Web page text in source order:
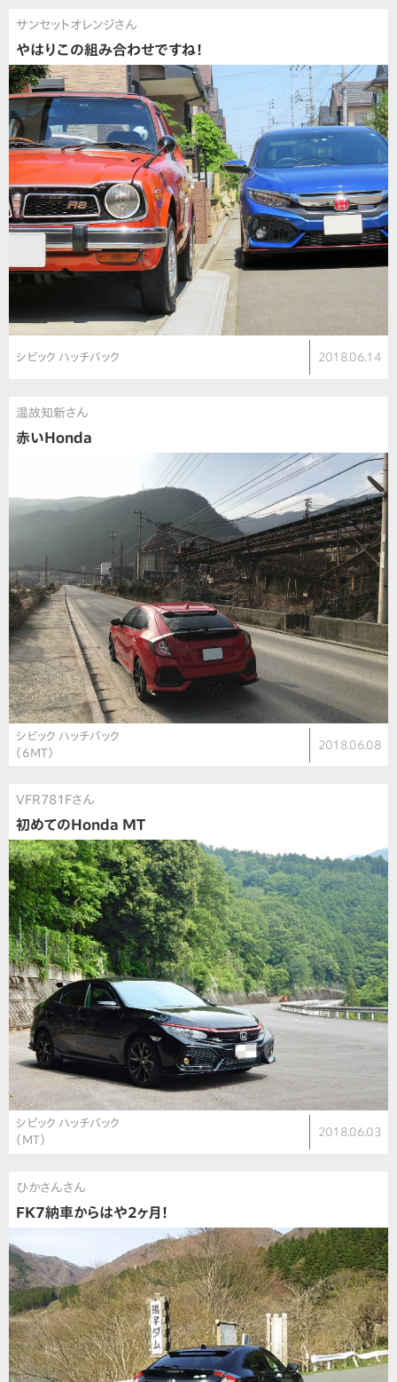
サンセットオレンジさん
やはりこの組み合わせですね！
シビック ハッチバック 2018.06.14
温故知新さん
赤いHonda
シビック ハッチバック
（6MT）
2018.06.08
VFR781Fさん
初めてのHonda MT
シビック ハッチバック
（MT）
2018.06.03
ひかさんさん
FK7納車からはや2ヶ月！